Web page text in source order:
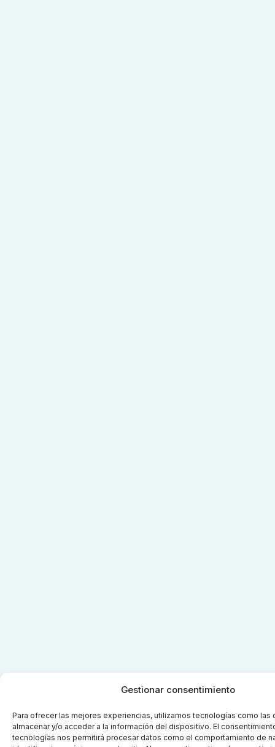
Gestionar consentimiento
Para ofrecer las mejores experiencias, utilizamos tecnologías como las
almacenar y/o acceder a la información del dispositivo. El
tecnologías nos permitirá procesar datos como el comportamiento de